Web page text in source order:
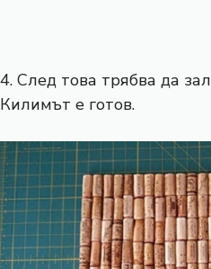
4. След това трябва да
Килимът е готов.